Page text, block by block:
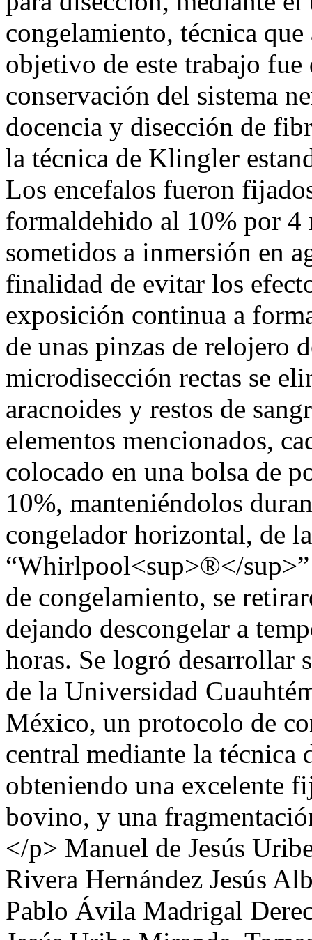
congelamiento, técnica
objetivo de este trabajo
conservación del sistema
docencia y disección de
la técnica de Klingler
Los encefalos fueron
formaldehido al 10% por 4
sometidos a inmersión en
finalidad de evitar los
exposición continua a
de unas pinzas de relojero
microdisección rectas se
aracnoides y restos de
elementos mencionados,
colocado en una bolsa de
10%, manteniéndolos
congelador horizontal, de
“Whirlpool<sup>®</
de congelamiento, se
dejando descongelar a
horas. Se logró desarrollar
de la Universidad
México, un protocolo de
central mediante la técnica
obteniendo una excelente
bovino, y una
</p> Manuel de Jesús
Rivera Hernández Jesús
Pablo Ávila Madrigal